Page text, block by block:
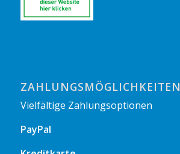
ZAHLUNGSMÖGLICHKEITEN
Vielfältige Zahlungsoptionen
PayPal